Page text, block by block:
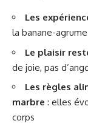
Les
la banane-
Le plaisir
de joie, pas
Les règles
marbre : elles
corps